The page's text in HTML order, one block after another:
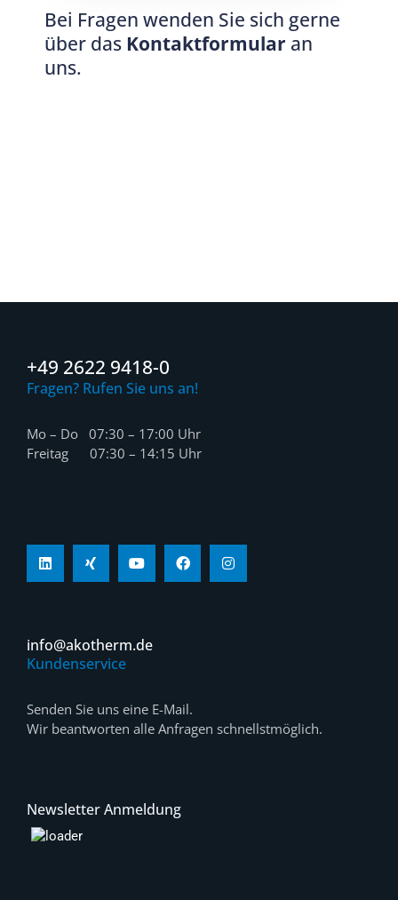
Bei Fragen wenden Sie sich gerne
über das Kontaktformular an
uns.
+49 2622 9418-0
Fragen? Rufen Sie uns an!
Mo – Do 07:30 – 17:00 Uhr
Freitag 07:30 – 14:15 Uhr
info@akotherm.de
Kundenservice
Senden Sie uns eine E-Mail.
Wir beantworten alle Anfragen schnellstmöglich.
Newsletter Anmeldung